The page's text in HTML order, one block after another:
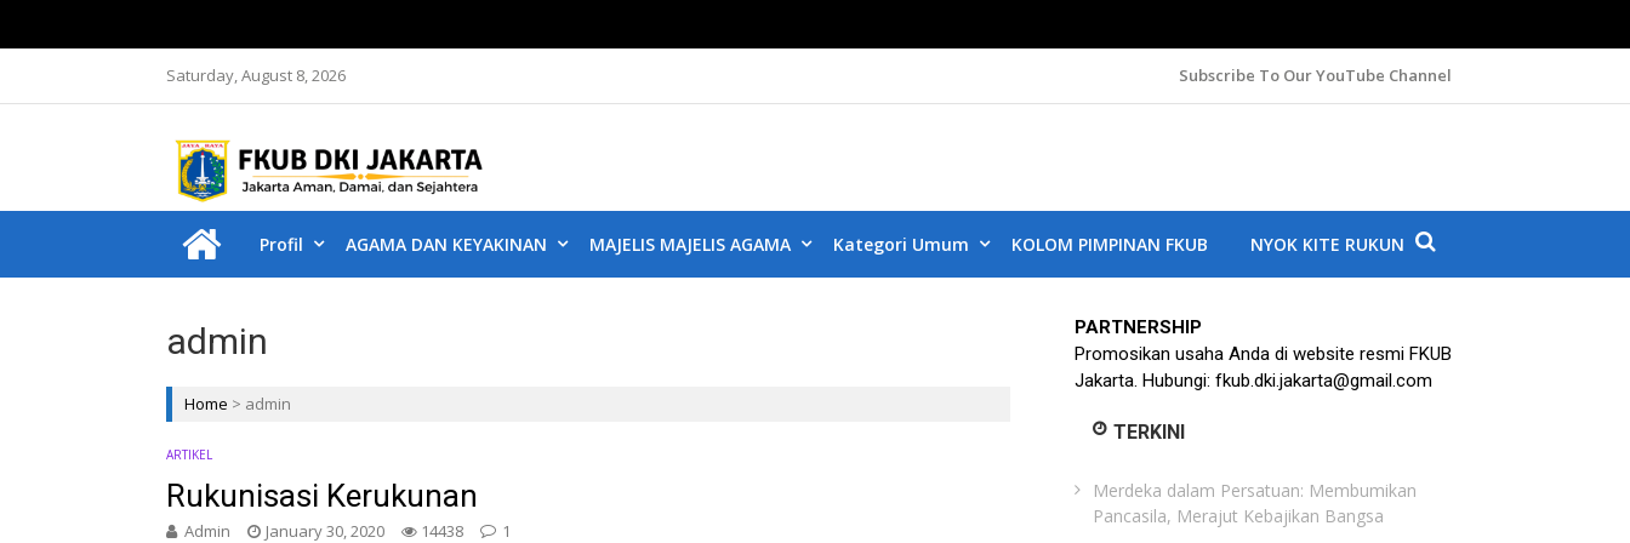
Saturday, August 8, 2026 Subscribe To Our YouTube Channel
FKUB DKI JAKARTA
Profil AGAMA DAN KEYAKINAN MAJELIS MAJELIS AGAMA Kategori Umum KOLOM PIMPINAN FKUB NYOK KITE RUKUN
admin
Home > admin
ARTIKEL
Rukunisasi Kerukunan
Admin January 30, 2020 14438 1
PARTNERSHIP
Promosikan usaha Anda di website resmi FKUB
Jakarta. Hubungi: fkub.dki.jakarta@gmail.com
TERKINI
Merdeka dalam Persatuan: Membumikan
Pancasila, Merajut Kebajikan Bangsa